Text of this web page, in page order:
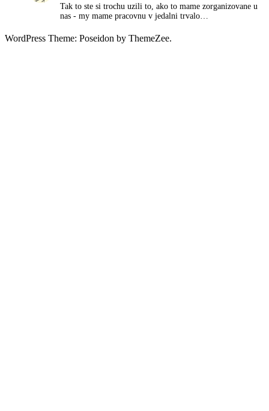
Tak to ste si trochu uzili to, ako to mame zorganizovane u
nas - my mame pracovnu v jedalni trvalo…
WordPress Theme: Poseidon by ThemeZee.